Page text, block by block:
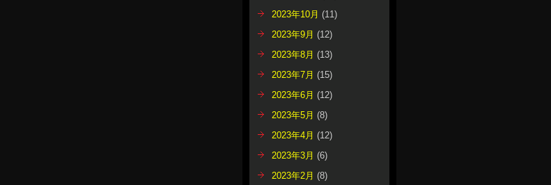
2023年10月 (11)
2023年9月 (12)
2023年8月 (13)
2023年7月 (15)
2023年6月 (12)
2023年5月 (8)
2023年4月 (12)
2023年3月 (6)
2023年2月 (8)